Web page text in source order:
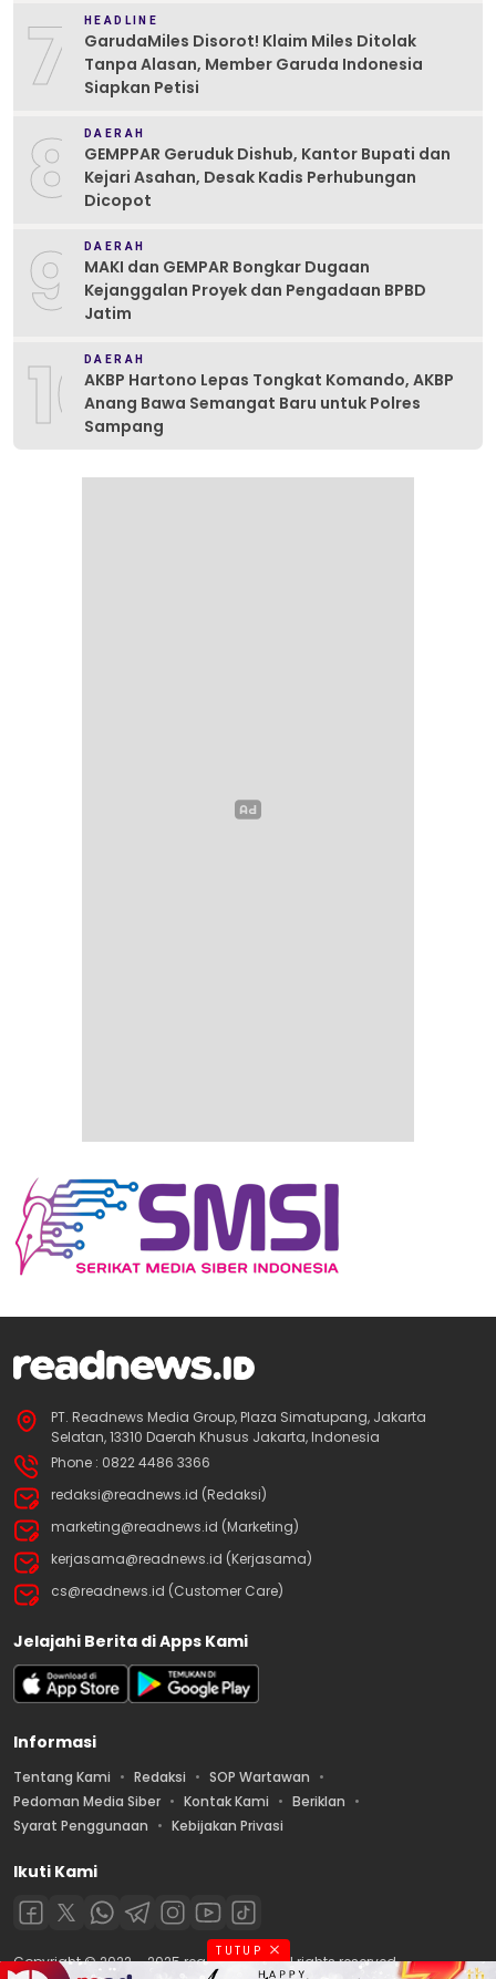
7 HEADLINE
GarudaMiles Disorot! Klaim Miles Ditolak
Tanpa Alasan, Member Garuda Indonesia
Siapkan Petisi
8 DAERAH
GEMPPAR Geruduk Dishub, Kantor Bupati dan
Kejari Asahan, Desak Kadis Perhubungan
Dicopot
9 DAERAH
MAKI dan GEMPAR Bongkar Dugaan
Kejanggalan Proyek dan Pengadaan BPBD
Jatim
10DAERAH
AKBP Hartono Lepas Tongkat Komando, AKBP
Anang Bawa Semangat Baru untuk Polres
Sampang
PT. Readnews Media Group, Plaza Simatupang, Jakarta
Selatan, 13310 Daerah Khusus Jakarta, Indonesia
Phone : 0822 4486 3366
redaksi@readnews.id (Redaksi)
marketing@readnews.id (Marketing)
kerjasama@readnews.id (Kerjasama)
cs@readnews.id (Customer Care)
Jelajahi Berita di Apps Kami
Informasi
Tentang Kami Redaksi
SOP Wartawan
Pedoman Media Siber
Kontak Kami
Beriklan
Syarat Penggunaan
Kebijakan Privasi
Ikuti Kami
Copyright © 2022 – 2025 readnews.id | All rights reserved.
TUTUP